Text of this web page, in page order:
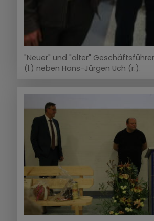
"Neuer" und "alter"
(l.) neben Hans-Jürgen Uch (r.).